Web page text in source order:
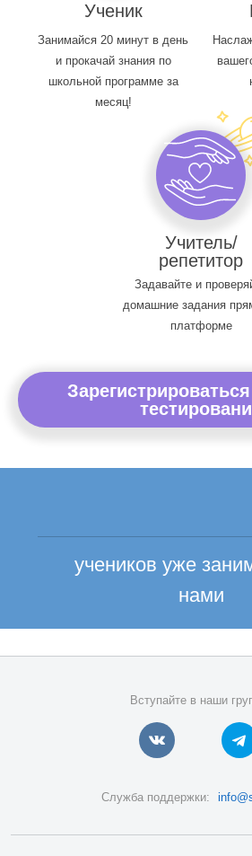
Ученик
Занимайся 20 минут в день
и прокачай знания по
школьной программе за
месяц!
Учитель/
репетитор
Задавайте и
домашние задания
платформе
учеников уже
нами
Вступайте в наши
Служба поддержки: